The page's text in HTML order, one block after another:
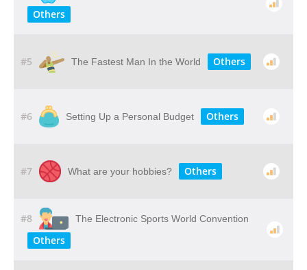
Others
#5 The Fastest Man In the World Others
#6 Setting Up a Personal Budget Others
#7 What are your hobbies? Others
#8 The Electronic Sports World Convention
Others